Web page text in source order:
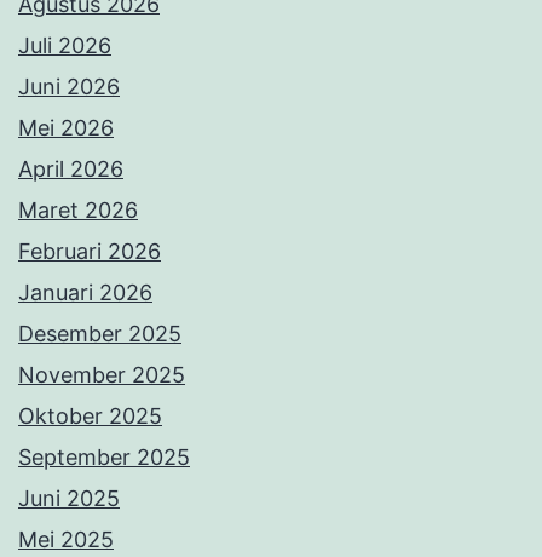
Juli 2026
Juni 2026
Mei 2026
April 2026
Maret 2026
Februari 2026
Januari 2026
Desember 2025
November 2025
Oktober 2025
September 2025
Juni 2025
Mei 2025